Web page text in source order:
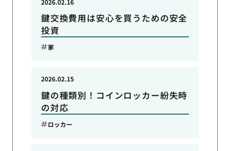
鍵交換費用は安心を買うための安全
投資
家
鍵の種類別！コインロッカー紛失時
の対応
2026.02.15
ロッカー